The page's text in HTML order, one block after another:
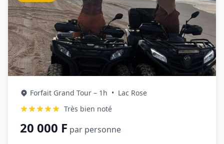
Forfait Grand Tour – 1h • Lac Rose
Très bien noté
20 000 F par personne